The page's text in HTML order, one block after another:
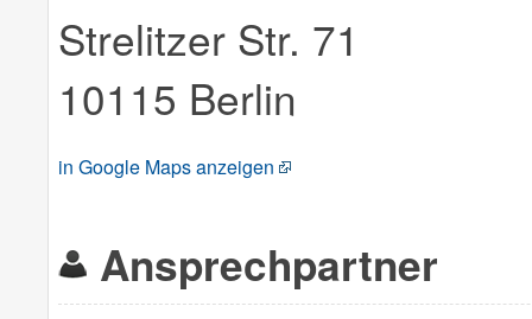
Strelitzer Str. 71
10115 Berlin
in Google Maps anzeigen
Ansprechpartner